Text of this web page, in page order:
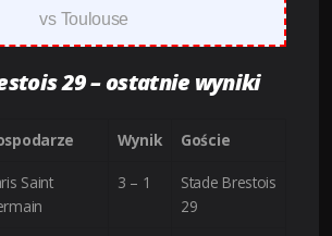
vs Toulouse
29 – ostatnie wyniki
Wynik Goście
Saint
3 – 1
Stade Brestois
29